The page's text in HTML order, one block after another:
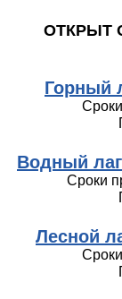
ОТКРЫТ
Горный
Водный
Сроки
Лесной